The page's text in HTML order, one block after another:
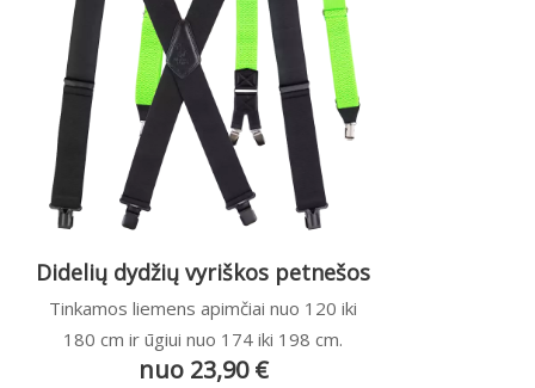
Didelių dydžių vyriškos petnešos
Tinkamos liemens apimčiai nuo 120 iki
180 cm ir ūgiui nuo 174 iki 198 cm.
nuo 23,90 €